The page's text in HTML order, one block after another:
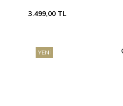
3.499,00 TL
YENI